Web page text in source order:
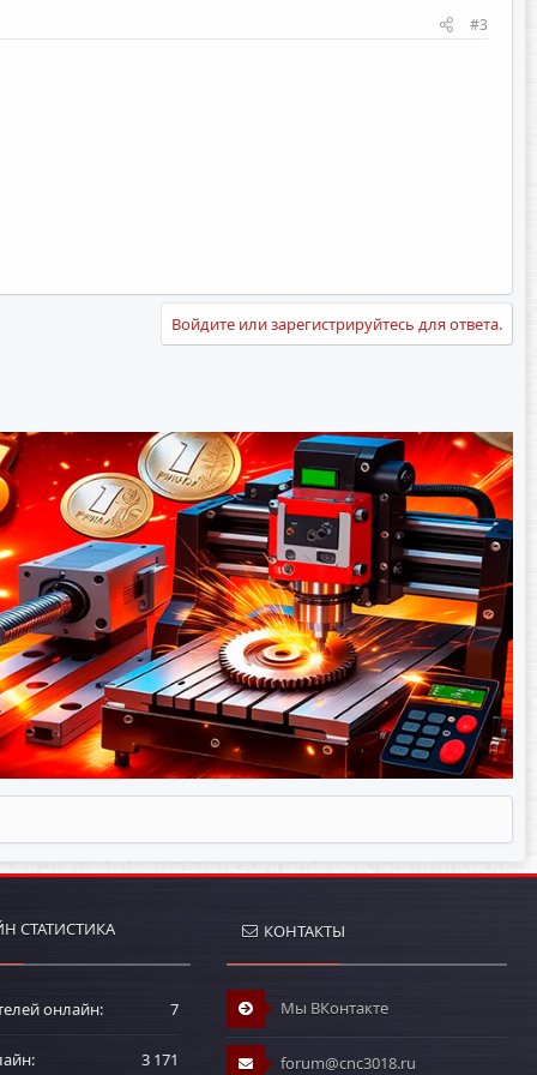
#3
Войдите или зарегистрируйтесь для ответа.
СТАТИСТИКА
онлайн 7
3 171
КОНТАКТЫ
Мы ВКонтакте
forum@cnc3018.ru